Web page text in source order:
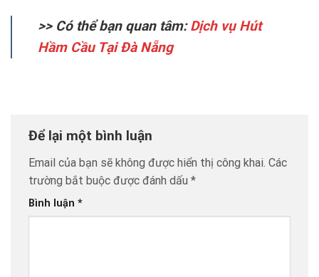
>> Có thể bạn quan tâm:Dịch vụ Hút
Hầm Cầu Tại Đà Nẵng
Để lại một bình luận
Email của bạn sẽ không được hiển thị công khai. Các
trường bắt buộc được đánh dấu *
Bình luận *